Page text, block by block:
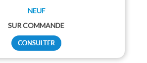
NEUF
SUR COMMANDE